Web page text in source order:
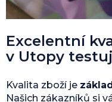
Excelentní
v Utopy
Kvalita zboží je
Našich zákazníků si